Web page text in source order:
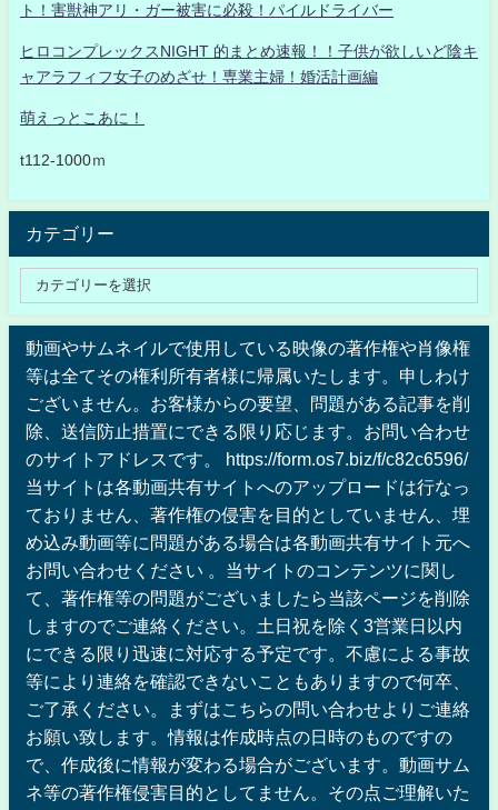
ト！害獣神アリ・ガー被害に必殺！パイルドライバー
ヒロコンプレックスNIGHT 的まとめ速報！！子供が欲しいど陰キ
ャアラフィフ女子のめざせ！専業主婦！婚活計画編
萌えっとこあに！
t112-1000ｍ
カテゴリー
動画やサムネイルで使用している映像の著作権や肖像権
等は全てその権利所有者様に帰属いたします。申しわけ
ございません。お客様からの要望、問題がある記事を削
除、送信防止措置にできる限り応じます。お問い合わせ
のサイトアドレスです。 https://form.os7.biz/f/c82c6596/
当サイトは各動画共有サイトへのアップロードは行なっ
ておりません、著作権の侵害を目的としていません、埋
め込み動画等に問題がある場合は各動画共有サイト元へ
お問い合わせください 。当サイトのコンテンツに関し
て、著作権等の問題がございましたら当該ページを削除
しますのでご連絡ください。土日祝を除く3営業日以内
にできる限り迅速に対応する予定です。不慮による事故
等により連絡を確認できないこともありますので何卒、
ご了承ください。まずはこちらの問い合わせよりご連絡
お願い致します。情報は作成時点の日時のものですの
で、作成後に情報が変わる場合がございます。動画サム
ネ等の著作権侵害目的としてません。その点ご理解いた